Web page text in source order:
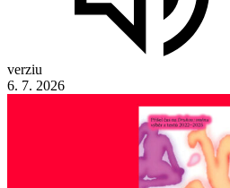
verziu
6. 7. 2026